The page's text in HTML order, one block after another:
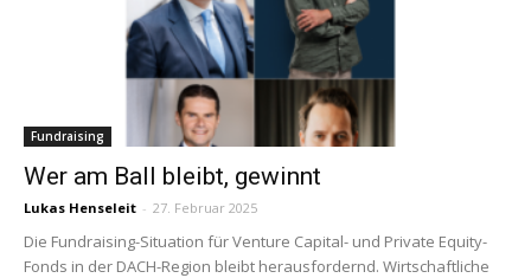
Fundraising
Wer am Ball bleibt, gewinnt
Lukas Henseleit - 27. Februar 2025
Die Fundraising-Situation für Venture Capital- und Private Equity-
Fonds in der DACH-Region bleibt herausfordernd. Wirtschaftliche